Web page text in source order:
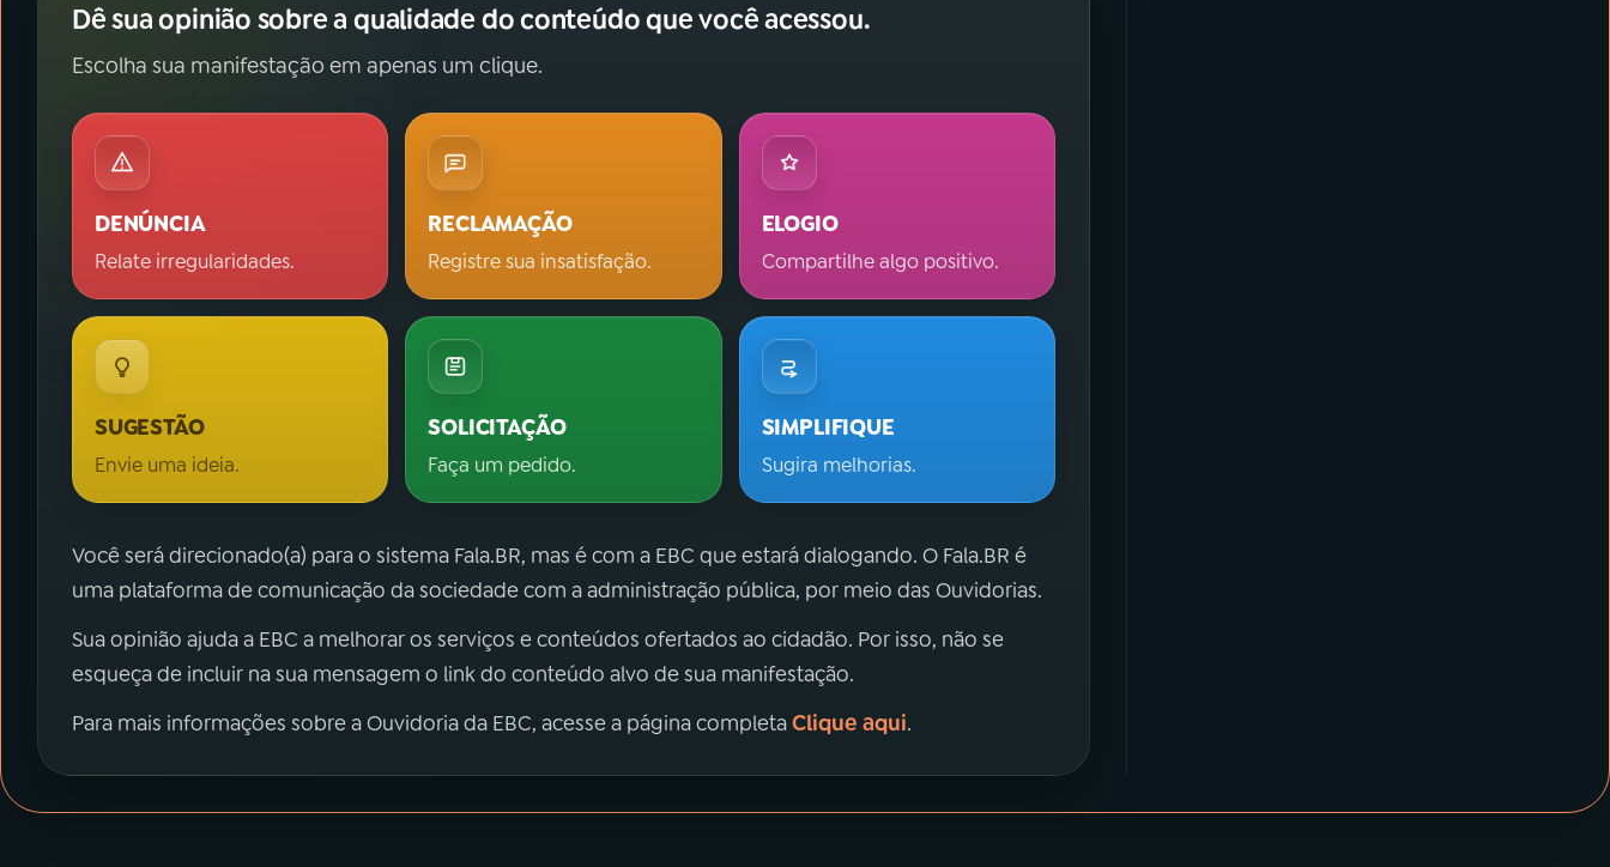
Dê sua opinião sobre a qualidade do conteúdo que você acessou.
Escolha sua manifestação em apenas um clique.
DENÚNCIA
Relate irregularidades.
RECLAMAÇÃO
Registre sua insatisfação.
ELOGIO
Compartilhe algo positivo.
SUGESTÃO
Envie uma ideia.
SOLICITAÇÃO
Faça um pedido.
SIMPLIFIQUE
Sugira melhorias.
Você será direcionado(a) para o sistema Fala.BR, mas é com a EBC que estará dialogando. O Fala.BR é
uma plataforma de comunicação da sociedade com a administração pública, por meio das Ouvidorias.
Sua opinião ajuda a EBC a melhorar os serviços e conteúdos ofertados ao cidadão. Por isso, não se
esqueça de incluir na sua mensagem o link do conteúdo alvo de sua manifestação.
Para mais informações sobre a Ouvidoria da EBC, acesse a página completaClique aqui.